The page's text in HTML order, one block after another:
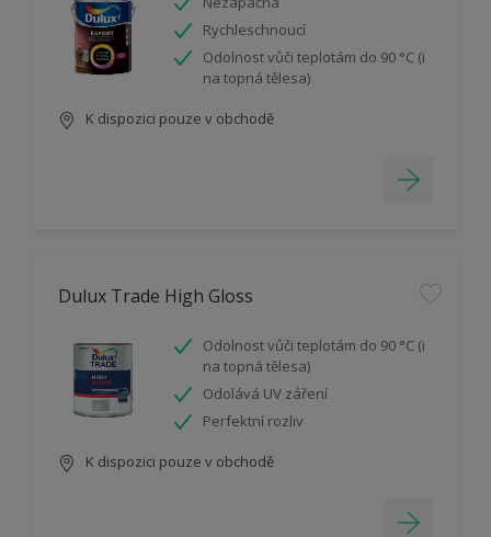
Rychleschnoucí
Odolnost vůči teplotám do 90 °C (i
na topná tělesa)
K dispozici pouze v obchodě
Dulux Trade High Gloss
Odolnost vůči teplotám do 90 °C (i
na topná tělesa)
Odolává UV záření
Perfektní rozliv
K dispozici pouze v obchodě